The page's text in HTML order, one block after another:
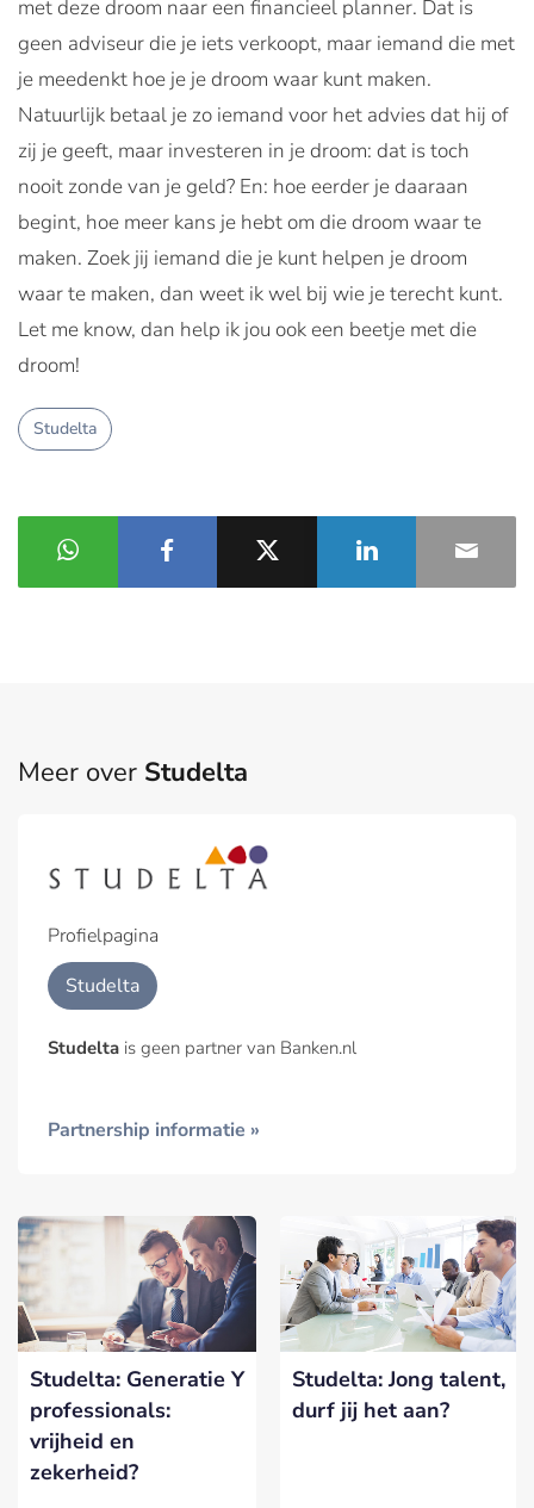
met deze droom naar een financieel planner. Dat is
geen adviseur die je iets verkoopt, maar iemand die met
je meedenkt hoe je je droom waar kunt maken.
Natuurlijk betaal je zo iemand voor het advies dat hij of
zij je geeft, maar investeren in je droom: dat is toch
nooit zonde van je geld? En: hoe eerder je daaraan
begint, hoe meer kans je hebt om die droom waar te
maken. Zoek jij iemand die je kunt helpen je droom
waar te maken, dan weet ik wel bij wie je terecht kunt.
Let me know, dan help ik jou ook een beetje met die
droom!
Studelta
Meer over Studelta
Profielpagina
Studelta
Studelta is geen partner van Banken.nl
Partnership informatie »
Studelta: Generatie Y
professionals:
vrijheid en
zekerheid?
Studelta: Jong talent,
durf jij het aan?